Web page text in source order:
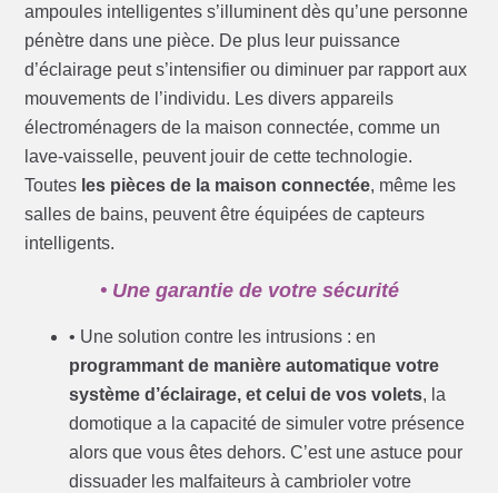
ampoules intelligentes s’illuminent dès qu’une personne
pénètre dans une pièce. De plus leur puissance
d’éclairage peut s’intensifier ou diminuer par rapport aux
mouvements de l’individu. Les divers appareils
électroménagers de la maison connectée, comme un
lave-vaisselle, peuvent jouir de cette technologie.
Toutes les pièces de la maison connectée, même les
salles de bains, peuvent être équipées de capteurs
intelligents.
• Une garantie de votre sécurité
• Une solution contre les intrusions : en
programmant de manière automatique votre
système d’éclairage, et celui de vos volets, la
domotique a la capacité de simuler votre présence
alors que vous êtes dehors. C’est une astuce pour
dissuader les malfaiteurs à cambrioler votre